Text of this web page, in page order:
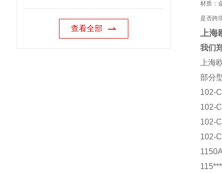
查看全部
材质：
是否跨
上海
我们
上海
部分
102-
102-
102-
102-